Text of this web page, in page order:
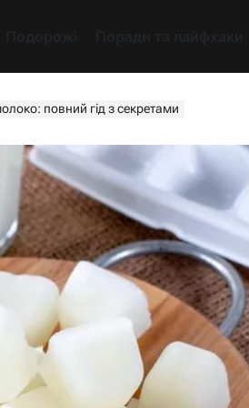
повний гід з секретами